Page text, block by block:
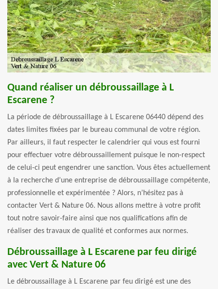
Quand réaliser un débroussaillage à L
Escarene ?
La période de débroussaillage à L Escarene 06440 dépend des
dates limites fixées par le bureau communal de votre région.
Par ailleurs, il faut respecter le calendrier qui vous est fourni
pour effectuer votre débroussaillement puisque le non-respect
de celui-ci peut engendrer une sanction. Vous êtes actuellement
à la recherche d’une entreprise de débroussaillage compétente,
professionnelle et expérimentée ? Alors, n’hésitez pas à
contacter Vert & Nature 06. Nous allons mettre à votre profit
tout notre savoir-faire ainsi que nos qualifications afin de
réaliser des travaux de qualité et conformes aux normes.
Débroussaillage à L Escarene par feu dirigé
avec Vert & Nature 06
Le débroussaillage à L Escarene par feu dirigé est une des